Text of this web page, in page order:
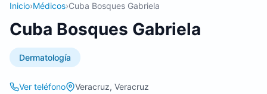
Inicio›Médicos›Cuba Bosques Gabriela
Cuba Bosques Gabriela
Dermatología
Ver teléfono Veracruz, Veracruz